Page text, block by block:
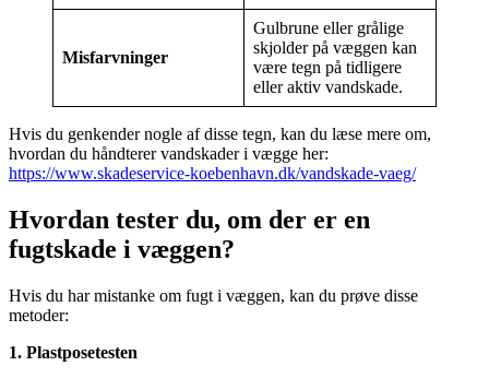
Misfarvninger
Gulbrune eller grålige
skjolder på væggen kan
være tegn på tidligere
eller aktiv vandskade.
Hvis du genkender nogle af disse tegn, kan du læse mere om,
hvordan du håndterer vandskader i vægge her:
https://www.skadeservice-koebenhavn.dk/vandskade-vaeg/
Hvordan tester du, om der er en
fugtskade i væggen?
Hvis du har mistanke om fugt i væggen, kan du prøve disse
metoder:
1. Plastposetesten